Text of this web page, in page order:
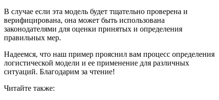
В случае если эта модель будет тщательно проверена и
верифицирована, она может быть использована
законодателями для оценки принятых и определения
правильных мер.
Надеемся, что наш пример прояснил вам процесс определения
логистической модели и ее применение для различных
ситуаций. Благодарим за чтение!
Читайте также: